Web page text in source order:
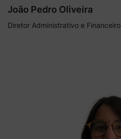
João Pedro Oliveira
Diretor Administrativo e Financeiro